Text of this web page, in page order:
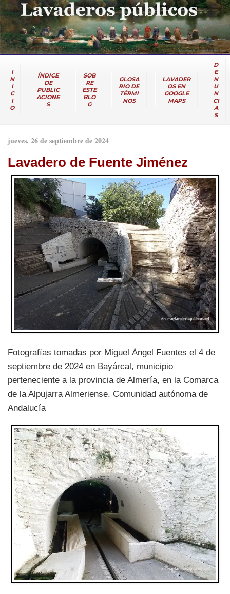
I
N
I
C
I
O
ÍNDICE
DE
PUBLIC
ACIONE
S
SOB
RE
ESTE
BLO
G
GLOSA
RIO DE
TÉRMI
NOS
LAVADER
OS EN
GOOGLE
MAPS
D
E
N
U
N
CI
A
S
jueves, 26 de septiembre de 2024
Lavadero de Fuente Jiménez
Fotografías tomadas por Miguel Ángel Fuentes el 4 de
septiembre de 2024 en Bayárcal, municipio
perteneciente a la provincia de Almería, en la Comarca
de la Alpujarra Almeriense. Comunidad autónoma de
Andalucía